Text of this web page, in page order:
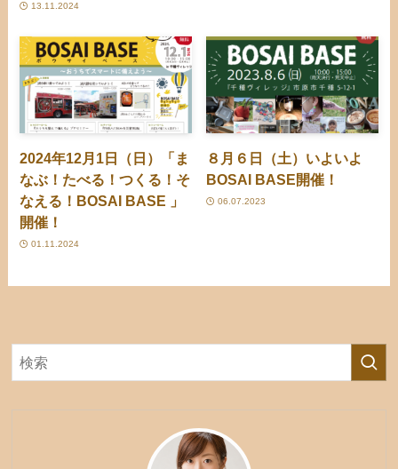
13.11.2024
2024年12月1日（日）「ま
なぶ！たべる！つくる！そ
なえる！BOSAI BASE 」
開催！
01.11.2024
８月６日（土）いよいよ
BOSAI BASE開催！
06.07.2023